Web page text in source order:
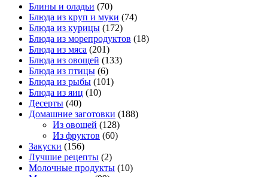
Блины и оладьи (70)
Блюда из круп и муки (74)
Блюда из курицы (172)
Блюда из морепродуктов (18)
Блюда из мяса (201)
Блюда из овощей (133)
Блюда из птицы (6)
Блюда из рыбы (101)
Блюда из яиц (10)
Десерты (40)
Домашние заготовки (188)
Из овощей (128)
Из фруктов (60)
Закуски (156)
Лучшие рецепты (2)
Молочные продукты (10)